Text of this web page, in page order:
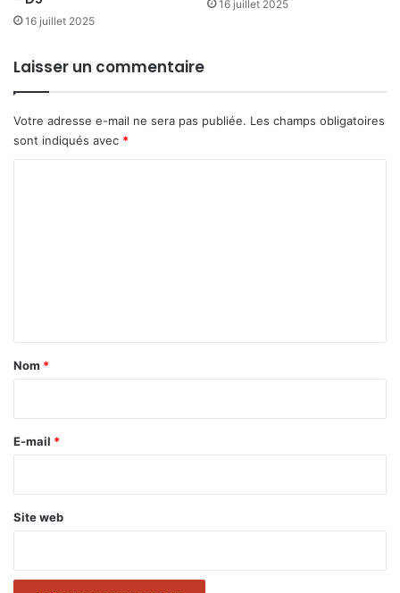
16 juillet 2025
16 juillet 2025
Laisser un commentaire
Votre adresse e-mail ne sera pas publiée. Les champs obligatoires
sont indiqués avec *
a
e
Nom *
E-mail *
Site web